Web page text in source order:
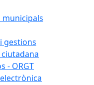
municipals
gestions
- ORGT